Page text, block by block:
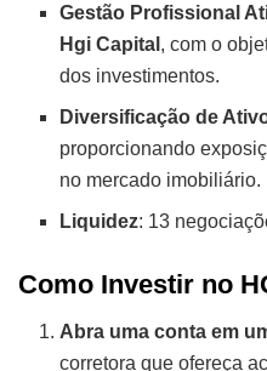
Gestão Profissional
Hgi Capital , com o
dos investimentos.
Diversificação de
proporcionando
no mercado imobiliário.
Liquidez: 13
Como Investir no
Abra uma conta em
corretora que ofereça